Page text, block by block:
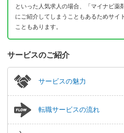
といった人気求人の場合、「マイナビ薬
にご紹介してしまうこともあるためサイ
こともあります。
サービスのご紹介
サービスの魅力
転職サービスの流れ